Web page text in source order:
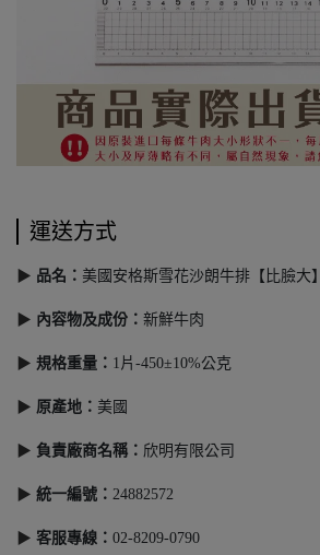
運送方式
▶ 品名： 美國安格斯雪花沙朗牛排【比臉大】
▶ 內容物及成份 ： 新鮮牛肉
▶ 規格重量 ： 1片-450±10%公克
▶ 原產地 ： 美國
▶ 負責廠商名稱： 欣明有限公司
▶ 統一編號： 24882572
▶ 客服專線： 02-8209-0790